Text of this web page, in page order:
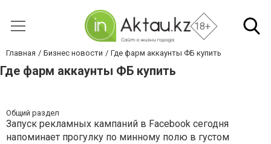
18+
Главная Бизнес новости Где фарм аккаунты ФБ купить
Где фарм аккаунты ФБ купить
Общий раздел
Запуск рекламных кампаний в Facebook сегодня
напоминает прогулку по минному полю в густом